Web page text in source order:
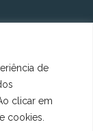
de
clicar em
cookies.